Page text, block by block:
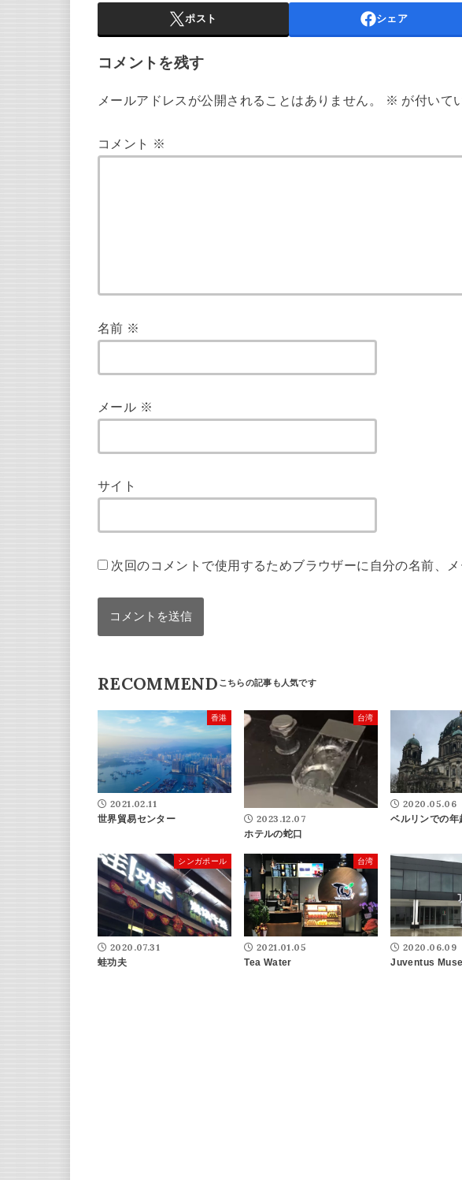
ポスト シェア
コメントを残す
メールアドレスが公開されることはありません。 ※ が付いて
コメント ※
名前 ※
メール ※
サイト
次回のコメントで使用するためブラウザーに自分の名前、
RECOMMEND
香港
2021.02.11
世界貿易センター
台湾
2023.12.07
ホテルの蛇口
2020.05.06
ベルリンでの年
シンガポール
2020.07.31
蛙功夫
台湾
2021.01.05
Tea Water
2020.06.09
Juventus